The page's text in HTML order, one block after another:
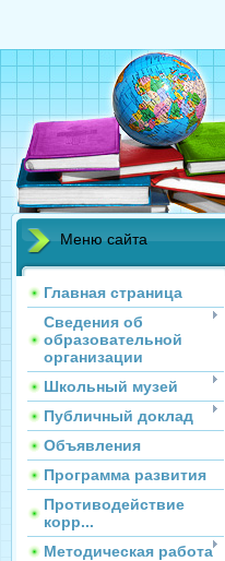
Меню сайта
Главная страница
Сведения об
образовательной
организации
Школьный музей
Публичный доклад
Объявления
Программа развития
Противодействие
корр...
Методическая работа